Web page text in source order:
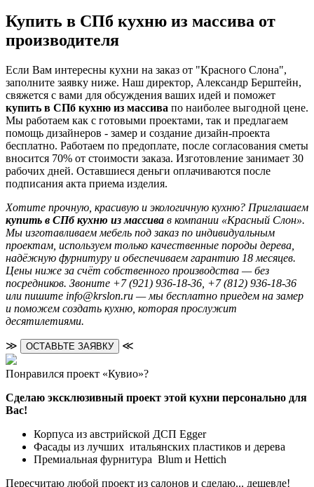
Купить в СПб кухню из массива от
производителя
Если Вам интересны кухни на заказ от "Красного Слона",
заполните заявку ниже. Наш директор, Александр Берштейн,
свяжется с вами для обсуждения ваших идей и поможет
купить в СПб кухню из массива по наиболее выгодной цене.
Мы работаем как с готовыми проектами, так и предлагаем
помощь дизайнеров - замер и создание дизайн-проекта
бесплатно. Работаем по предоплате, после согласования сметы
вносится 70% от стоимости заказа. Изготовление занимает 30
рабочих дней. Оставшиеся деньги оплачиваются после
подписания акта приема изделия.
Хотите прочную, красивую и экологичную кухню? Приглашаем
купить в СПб кухню из массива в компании «Красный Слон».
Мы изготавливаем мебель под заказ по индивидуальным
проектам, используем только качественные породы дерева,
надёжную фурнитуру и обеспечиваем гарантию 18 месяцев.
Цены ниже за счёт собственного производства — без
посредников. Звоните +7 (921) 936-18-36, +7 (812) 936-18-36
или пишите info@krslon.ru — мы бесплатно приедем на замер
и поможем создать кухню, которая прослужит
десятилетиями.
≫ ОСТАВЬТЕ ЗАЯВКУ ≪
Понравился проект «Кувио»?
Сделаю эксклюзивный проект этой кухни персонально для
Вас!
Корпуса из австрийской ДСП Egger
Фасады из лучших итальянских пластиков и дерева
Премиальная фурнитура Blum и Hettich
Пересчитаю любой проект из салонов и сделаю... дешевле!